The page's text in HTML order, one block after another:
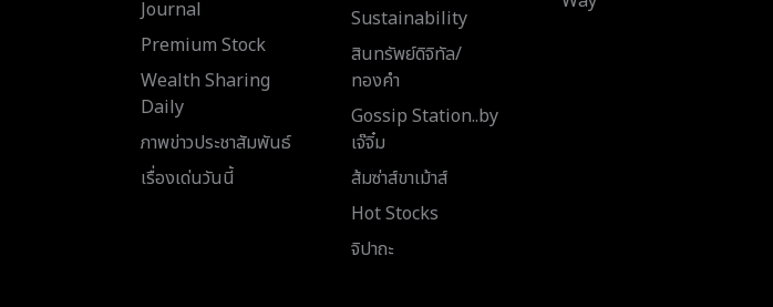
Journal
Premium Stock
Wealth Sharing
Daily
ภาพข่าวประชาสัมพันธ์
เรื่องเด่นวันนี้
Sustainability
สินทรัพย์ดิจิทัล/
ทองคำ
Gossip Station..by
เจ๊จิ๋ม
ส้มซ่าส์ขาเม้าส์
Hot Stocks
จิปาถะ